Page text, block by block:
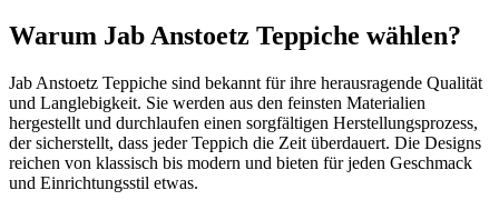
Warum Jab Anstoetz Teppiche wählen?
Jab Anstoetz Teppiche sind bekannt für ihre herausragende Qualität
und Langlebigkeit. Sie werden aus den feinsten Materialien
hergestellt und durchlaufen einen sorgfältigen Herstellungsprozess,
der sicherstellt, dass jeder Teppich die Zeit überdauert. Die Designs
reichen von klassisch bis modern und bieten für jeden Geschmack
und Einrichtungsstil etwas.